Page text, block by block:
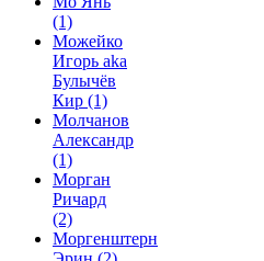
(1)
Можейко
Игорь aka
Булычёв
Кир (1)
Молчанов
Александр
(1)
Морган
Ричард
(2)
Моргенштерн